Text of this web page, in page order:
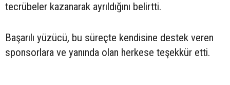
tecrübeler kazanarak ayrıldığını belirtti.
Başarılı yüzücü, bu süreçte kendisine destek veren
sponsorlara ve yanında olan herkese teşekkür etti.